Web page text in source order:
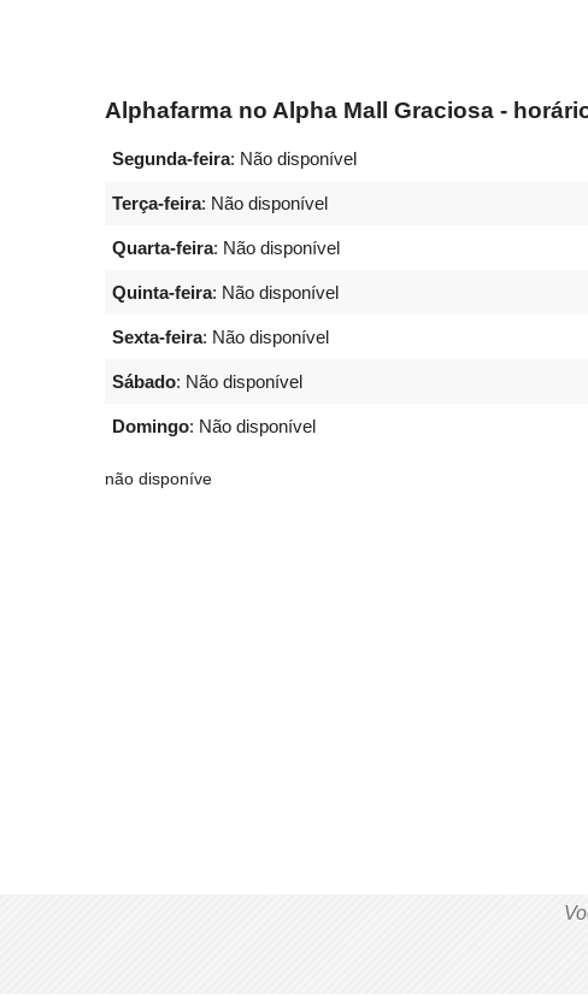
Alphafarma no Alpha Mall Graciosa -
Segunda-feira: Não disponível
Terça-feira: Não disponível
Quarta-feira: Não disponível
Quinta-feira: Não disponível
Sexta-feira: Não disponível
Sábado: Não disponível
Domingo: Não disponível
não disponíve